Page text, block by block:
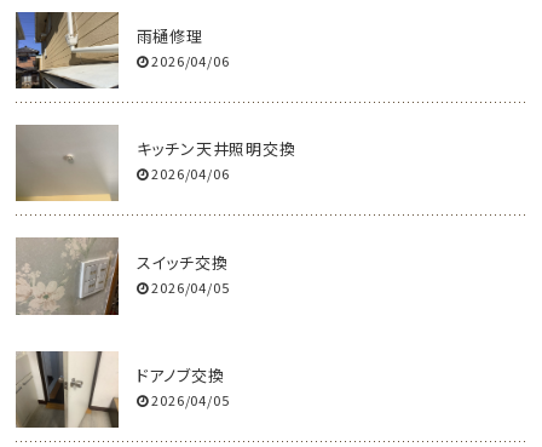
雨樋修理
2026/04/06
キッチン天井照明交換
2026/04/06
スイッチ交換
2026/04/05
ドアノブ交換
2026/04/05